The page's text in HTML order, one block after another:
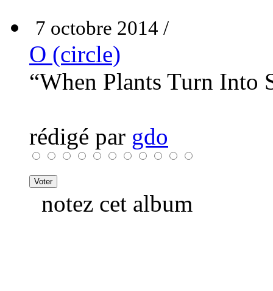
7 octobre 2014 /
O (circle)
“When Plants Turn Into
rédigé par gdo
notez cet album